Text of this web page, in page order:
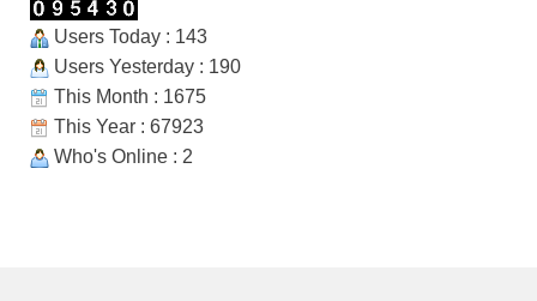
Users Today : 143
Users Yesterday : 190
This Month : 1675
This Year : 67923
Who's Online : 2